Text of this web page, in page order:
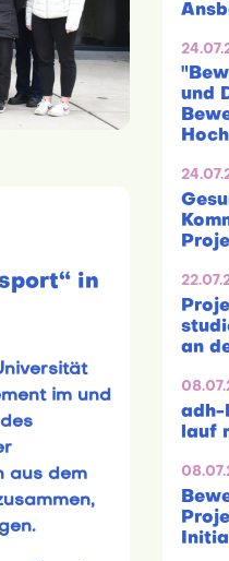
in
im und
aus dem
und
an
adh-
lauf